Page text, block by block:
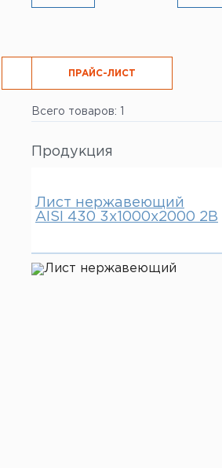
ПРАЙС-ЛИСТ
РЕЗКА
Всего товаров: 1
Продукция
Лист нержавеющий
AISI 430 3х1000х2000 2В